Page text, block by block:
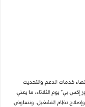
خدمات الدعم والتحديث
إكس بي” يوم الثلاثاء، ما يعني
نظام التشغيل. وتتفاوض